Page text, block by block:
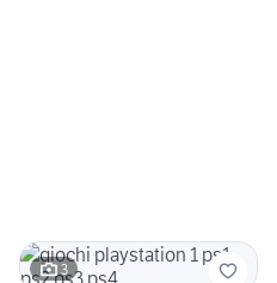
3